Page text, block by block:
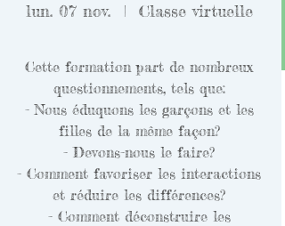
lun. 07 nov.
  |
Classe virtuelle
Cette formation part de nombreux
questionnements, tels que:
- Nous éduquons les garçons et les
filles de la même façon?
- Devons-nous le faire?
- Comment favoriser les interactions
et réduire les différences?
- Comment déconstruire les